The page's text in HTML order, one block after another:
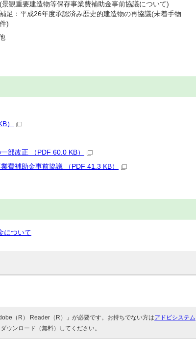
(景観重要建造物等保存事業費補助金事前協議について)
補足：平成26年度承認済み歴史的建造物の再協議(未着手物
件)
）
部改正 （PDF 60.0 KB）
費補助金事前協議 （PDF 41.3 KB）
について
（R） Reader（R）」が必要です。お持ちでない方はアドビシステム
ウンロード（無料）してください。